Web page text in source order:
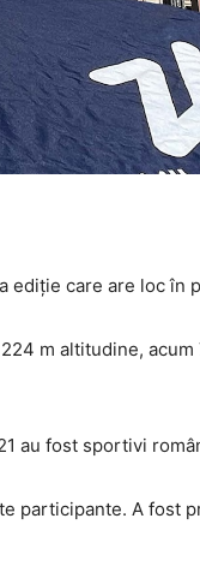
ediție care are loc în
m altitudine,
au fost sportivi
participante. A fost